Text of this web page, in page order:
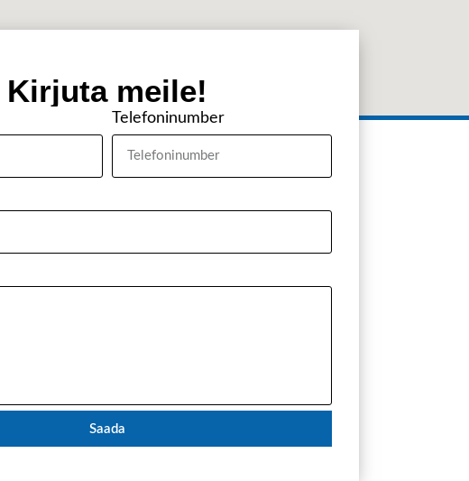
Kirjuta meile!
Telefoninumber
Saada